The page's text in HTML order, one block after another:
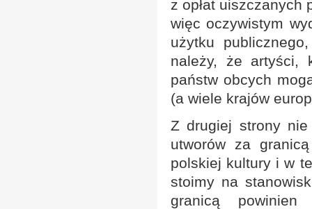
z opłat
więc oczywistym
użytku
należy, że artyści,
państw obcych
(a wiele krajów
Z drugiej strony nie
utworów za
polskiej kultury i w
stoimy na
granicą